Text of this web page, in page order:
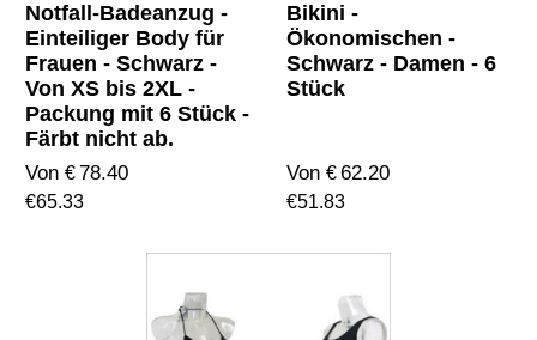
Notfall-Badeanzug -
Einteiliger Body für
Frauen - Schwarz -
Von XS bis 2XL -
Packung mit 6 Stück -
Färbt nicht ab.
Von €78.40
€65.33
Bikini -
Ökonomischen -
Schwarz - Damen - 6
Stück
Von €62.20
€51.83